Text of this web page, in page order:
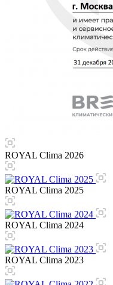
ROYAL Clima 2026
ROYAL Clima 2025
ROYAL Clima 2024
ROYAL Clima 2023